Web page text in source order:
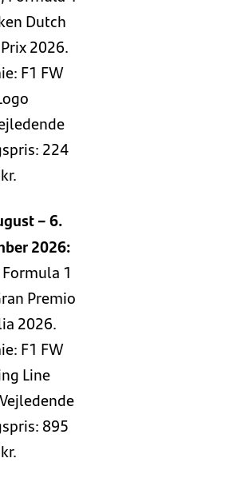
Dutch
2026.
F1 FW
224
kr.
– 6.
2026:
1
Premio
2026.
F1 FW
Line
895
kr.